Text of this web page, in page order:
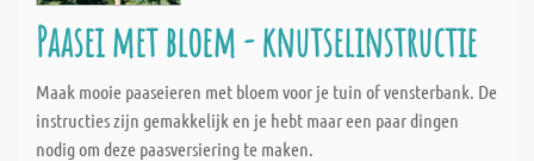
Paasei met bloem - knutselinstructie
Maak mooie paaseieren met bloem voor je tuin of vensterbank. De
instructies zijn gemakkelijk en je hebt maar een paar dingen
nodig om deze paasversiering te maken.